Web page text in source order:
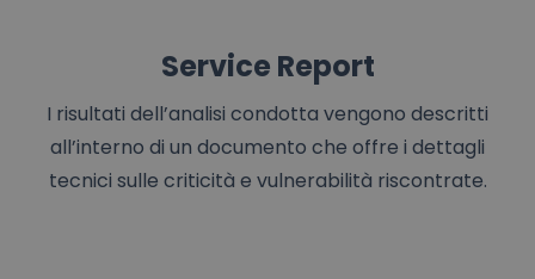
Service Report
I risultati dell’analisi condotta vengono descritti
all’interno di un documento che offre i dettagli
tecnici sulle criticità e vulnerabilità riscontrate.